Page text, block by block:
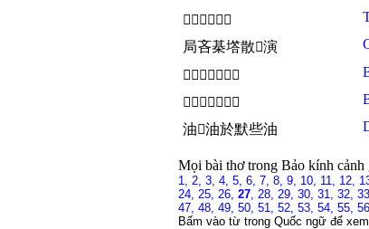
𥪞餒特𩵜𠦳頭
局吝棊㙮散𣈜演
𤇮勝茶麄檜課謳
𦊚𣷭忍群蒙𤒘炪
油𧗱油於默些油
Mọi bài thơ trong Bảo kính cảnh
1, 2, 3, 4, 5, 6, 7, 8, 9, 10, 11, 12,
24, 25, 26, 27, 28, 29, 30, 31, 32,
47, 48, 49, 50, 51, 52, 53, 54, 55,
Bấm vào từ trong Quốc ngữ để